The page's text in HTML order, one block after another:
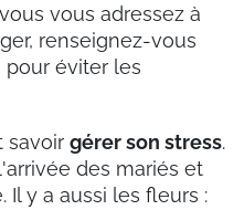
vous adressez à
renseignez-vous
pour éviter les
savoir gérer son stress.
des mariés et
Il y a aussi les fleurs :